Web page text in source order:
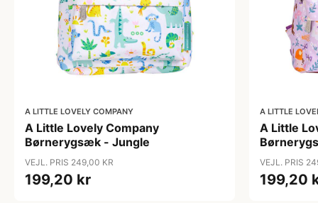
A LITTLE LOVELY COMPANY
A Little Lovely Company
Børnerygsæk - Jungle
VEJL. PRIS 249,00 KR
199,20 kr
A LITTLE
A Little
VEJL. PRIS
199,20